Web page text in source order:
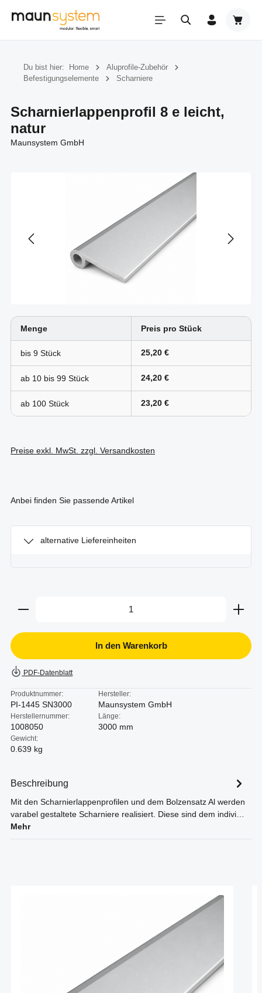
Zum Hauptinhalt springen
Du bist hier: Home
Aluprofile-Zubehör
Befestigungselemente
Scharniere
Scharnierlappenprofil 8 e leicht,
natur
Maunsystem GmbH
Menge Preis pro Stück
bis 9 25,20 €
ab 10 bis 99 24,20 €
ab 100 23,20 €
Preise exkl. MwSt. zzgl. Versandkosten
Anbei finden Sie passende Artikel
alternative Liefereinheiten
Produkt Anzahl: Gib den gewünschten Wert ein
In den Warenkorb
PDF-Datenblatt
Produktnummer:
PI-1445 SN3000
Hersteller:
Maunsystem GmbH
Herstellernummer:
1008050
Länge:
3000 mm
Gewicht:
0.639 kg
Beschreibung
Mit den Scharnierlappenprofilen und dem Bolzensatz Al werden
varabel gestaltete Scharniere realisiert. Diese sind dem indivi…
Mehr